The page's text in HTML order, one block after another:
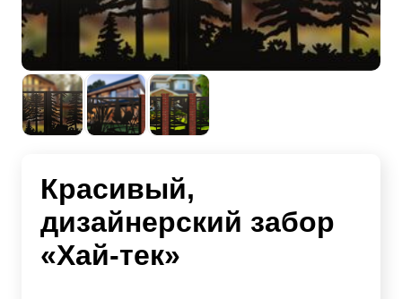
Красивый,
дизайнерский забор
«Хай-тек»